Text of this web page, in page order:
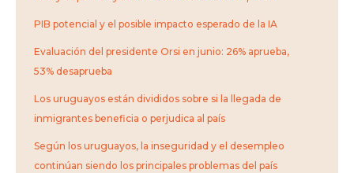
PIB potencial y el posible impacto esperado de la IA
Evaluación del presidente Orsi en junio: 26% aprueba,
53% desaprueba
Los uruguayos están divididos sobre si la llegada de
inmigrantes beneficia o perjudica al país
Según los uruguayos, la inseguridad y el desempleo
continúan siendo los principales problemas del país